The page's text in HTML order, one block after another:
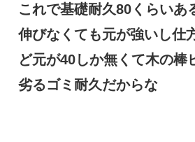
これで基礎耐久80くらいあ
伸びなくても元が強いし仕
ど元が40しか無くて木の棒
劣るゴミ耐久だからな